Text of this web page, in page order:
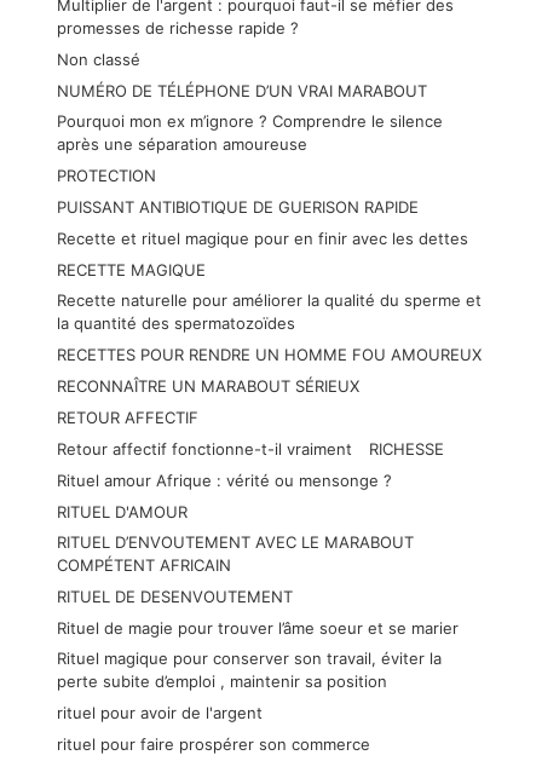
Multiplier de l'argent : pourquoi faut-il se méfier des
promesses de richesse rapide ?
Non classé
NUMÉRO DE TÉLÉPHONE D’UN VRAI MARABOUT
Pourquoi mon ex m’ignore ? Comprendre le silence
après une séparation amoureuse
PROTECTION
PUISSANT ANTIBIOTIQUE DE GUERISON RAPIDE
Recette et rituel magique pour en finir avec les dettes
RECETTE MAGIQUE
Recette naturelle pour améliorer la qualité du sperme et
la quantité des spermatozoïdes
RECETTES POUR RENDRE UN HOMME FOU AMOUREUX
RECONNAÎTRE UN MARABOUT SÉRIEUX
RETOUR AFFECTIF
Retour affectif fonctionne-t-il vraiment
RICHESSE
Rituel amour Afrique : vérité ou mensonge ?
RITUEL D'AMOUR
RITUEL D’ENVOUTEMENT AVEC LE MARABOUT
COMPÉTENT AFRICAIN
RITUEL DE DESENVOUTEMENT
Rituel de magie pour trouver l’âme soeur et se marier
Rituel magique pour conserver son travail, éviter la
perte subite d’emploi , maintenir sa position
rituel pour avoir de l'argent
rituel pour faire prospérer son commerce